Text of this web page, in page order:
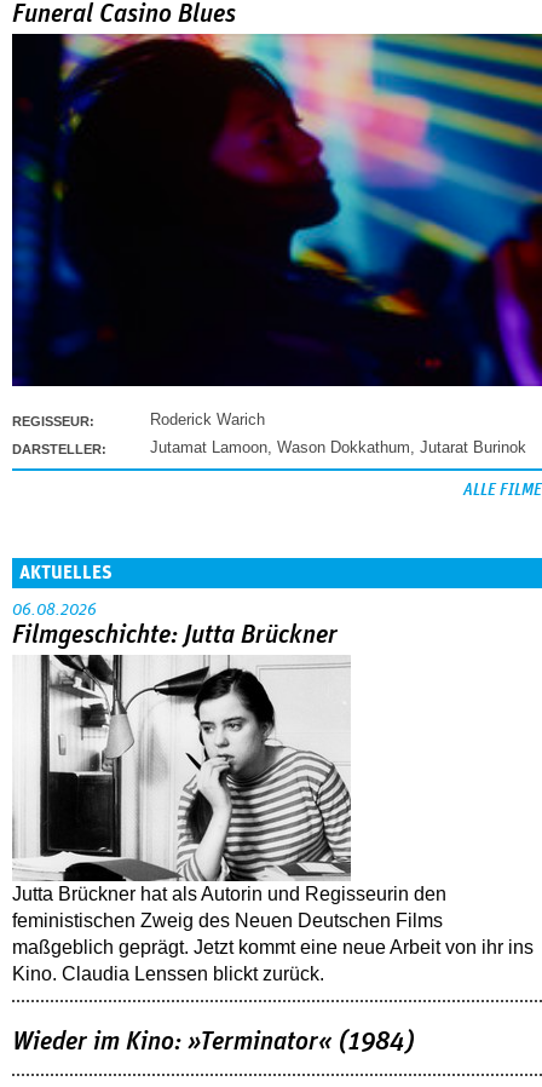
Funeral Casino Blues
REGISSEUR: Roderick Warich
DARSTELLER: Jutamat Lamoon, Wason Dokkathum, Jutarat Burinok
ALLE FILME
AKTUELLES
06.08.2026
Filmgeschichte: Jutta Brückner
Jutta Brückner hat als Autorin und Regisseurin den
feministischen Zweig des Neuen Deutschen Films
maßgeblich geprägt. Jetzt kommt eine neue Arbeit von ihr ins
Kino. Claudia Lenssen blickt zurück.
Wieder im Kino: »Terminator« (1984)